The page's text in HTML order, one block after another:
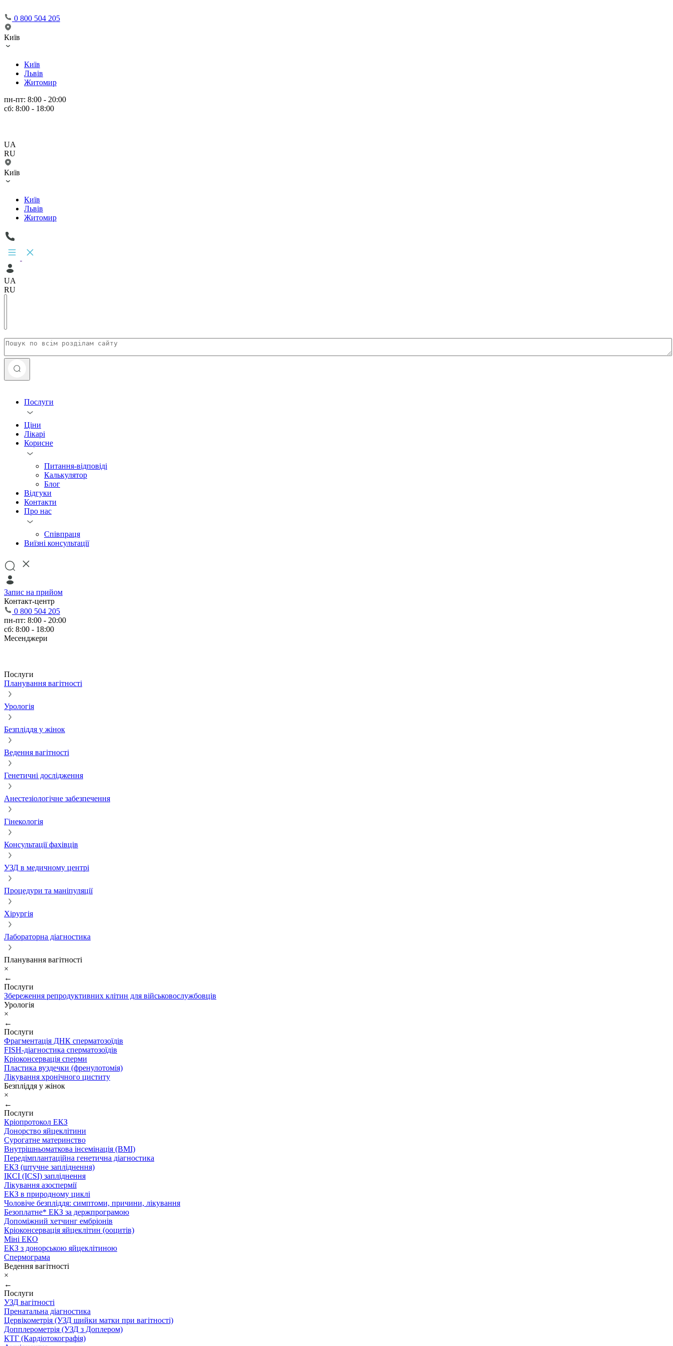
0 800 504 205
Київ
Київ
Львів
Житомир
пн-пт: 8:00 - 20:00
сб: 8:00 - 18:00
UA
RU
Київ
Київ
Львів
Житомир
UA
RU
Послуги
Ціни
Лікарі
Корисне
Питання-відповіді
Калькулятор
Блог
Відгуки
Контакти
Про нас
Співпраця
Виїзні консультації
Запис на прийом
Контакт-центр
0 800 504 205
пн-пт: 8:00 - 20:00
сб: 8:00 - 18:00
Месенджери
Послуги
Планування вагітності
Урологія
Безпліддя у жінок
Ведення вагітності
Генетичні дослідження
Анестезіологічне забезпечення
Гінекологія
Консультації фахівців
УЗД в медичному центрі
Процедури та маніпуляції
Хірургія
Лабораторна діагностика
Планування вагітності
×
←
Послуги
Збереження репродуктивних клітин для військовослужбовців
Урологія
×
←
Послуги
Фрагментація ДНК сперматозоїдів
FISH-діагностика сперматозоїдів
Кріоконсервація сперми
Пластика вуздечки (френулотомія)
Лікування хронічного циститу
Безпліддя у жінок
×
←
Послуги
Кріопротокол ЕКЗ
Донорство яйцеклітини
Сурогатне материнство
Внутрішньоматкова інсемінація (ВМІ)
Передімплантаційна генетична діагностика
ЕКЗ (штучне запліднення)
ІКСІ (ICSI) запліднення
Лікування азоспермії
ЕКЗ в природному циклі
Чоловіче безпліддя: симптоми, причини, лікування
Безоплатне* ЕКЗ за держпрограмою
Допоміжний хетчинг ембріонів
Кріоконсервація яйцеклітин (ооцитів)
Міні ЕКО
ЕКЗ з донорською яйцеклітиною
Спермограма
Ведення вагітності
×
←
Послуги
УЗД вагітності
Пренатальна діагностика
Цервікометрія (УЗД шийки матки при вагітності)
Допплерометрія (УЗД з Доплером)
КТГ (Кардіотокографія)